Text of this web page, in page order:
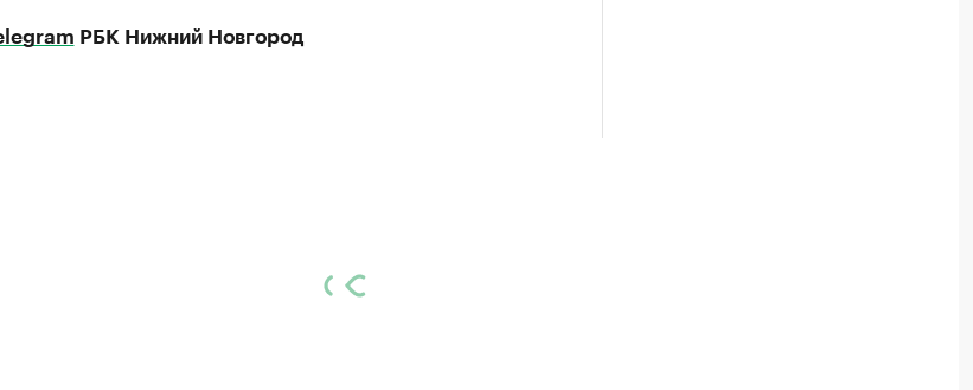
РБК Нижний Новгород